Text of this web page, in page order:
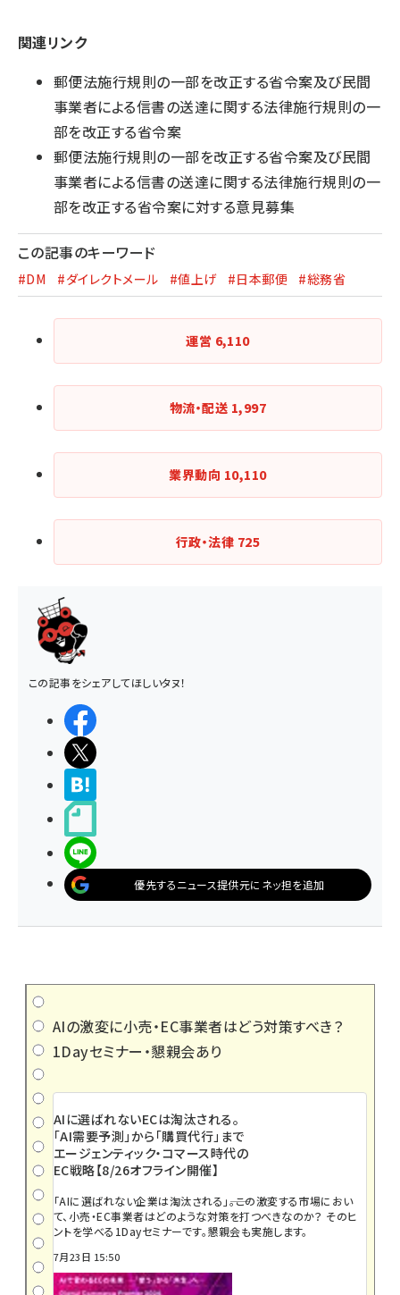
関連リンク
郵便法施行規則の一部を改正する省令案及び民間
事業者による信書の送達に関する法律施行規則の一
部を改正する省令案
郵便法施行規則の一部を改正する省令案及び民間
事業者による信書の送達に関する法律施行規則の一
部を改正する省令案に対する意見募集
この記事のキーワード
#DM #ダイレクトメール #値上げ #日本郵便 #総務省
運営 6,110
物流・配送 1,997
業界動向 10,110
行政・法律 725
この記事をシェアしてほしいタヌ！
優先するニュース提供元にネッ担を追加
AIの激変に小売・EC事業者はどう対策すべき？
1Dayセミナー・懇親会あり
AIに選ばれないECは淘汰される。
「AI需要予測」から「購買代行」まで
エージェンティック・コマース時代の
EC戦略【8/26オフライン開催】
「AIに選ばれない企業は淘汰される」――。この激変する市場におい
て、小売・EC事業者はどのような対策を打つべきなのか？ そのヒ
ントを学べる1Dayセミナーです。懇親会も実施します。
7月23日 15:50